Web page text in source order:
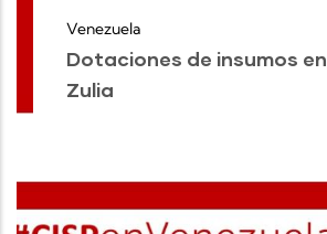
Venezuela
Dotaciones de insumos
Zulia